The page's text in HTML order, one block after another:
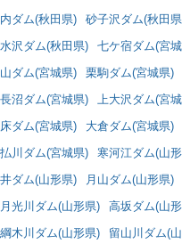
ダム(秋田県) 砂子沢ダム(秋田
水沢ダム(秋田県) 七ケ宿ダム(宮
ダム(宮城県) 栗駒ダム(宮城県)
長沼ダム(宮城県) 上大沢ダム(宮
ダム(宮城県) 大倉ダム(宮城県)
払川ダム(宮城県) 寒河江ダム(山
ダム(山形県) 月山ダム(山形県)
月光川ダム(山形県) 高坂ダム(山
綱木川ダム(山形県) 留山川ダム(